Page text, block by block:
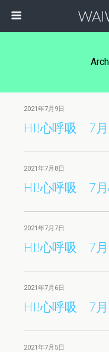
2021年7月9日
HI!心呼吸 7月
2021年7月8日
HI!心呼吸 7月
2021年7月7日
HI!心呼吸 7月
2021年7月6日
HI!心呼吸 7月
2021年7月5日